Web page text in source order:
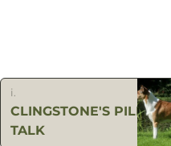
i.
CLINGSTONE'S PILLOW
TALK